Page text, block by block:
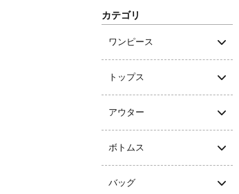
カテゴリ
ワンピース
トップス
アウター
ボトムス
バッグ